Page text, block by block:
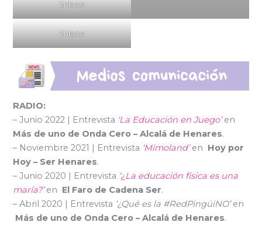
Enlace
Enlace
RADIO:
– Junio 2022 | Entrevista ‘La Educación en Juego’ en
Más de uno de Onda Cero – Alcalá de Henares.
– Noviembre 2021 | Entrevista ‘Mimoland’en Hoy por
Hoy – Ser Henares.
– Junio 2020 | Entrevista ‘¿La educación física es una
maría?’ en El Faro de Cadena Ser.
– Abril 2020 | Entrevista ‘¿Qué es la #RedPingüiNO’en
Más de uno de Onda Cero – Alcalá de Henares.